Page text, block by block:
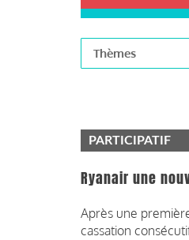
Thèmes
PARTICIPATIF
Ryanair une
Après une
cassation